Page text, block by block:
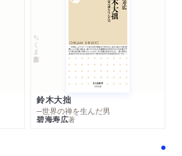
ちくま新書
鈴木大拙
─世界の禅を生んだ男
碧海寿広著